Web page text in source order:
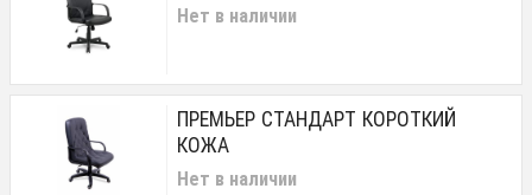
Нет в наличии
ПРЕМЬЕР СТАНДАРТ КОРОТКИЙ
КОЖА
Нет в наличии